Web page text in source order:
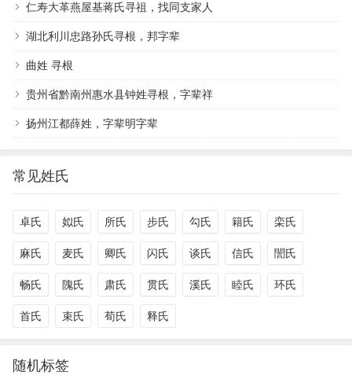
仁寿大革燕屋基蒋氏寻祖，找同支家人
湖北利川忠路孙氏寻根，邦字辈
曲姓 寻根
贵州省黔南州惠水县钟姓寻根，字辈祥
扬州江都薛姓，字辈明字辈
常见姓氏
卓氏 姒氏 所氏 步氏 勾氏 籍氏 栾氏
麻氏 麦氏 卿氏 闪氏 谈氏 信氏 誾氏
畅氏 隗氏 肃氏 贯氏 溪氏 睦氏 环氏
首氏 束氏 荀氏 释氏
随机标签